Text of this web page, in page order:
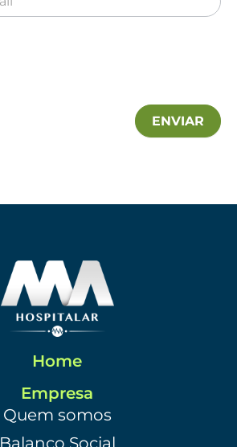
ENVIAR
Home
Empresa
Quem somos
Balanço Social